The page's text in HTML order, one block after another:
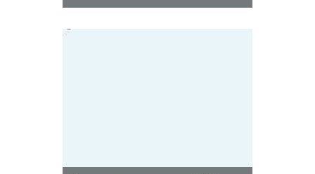
Польшу: в центре всеобщего